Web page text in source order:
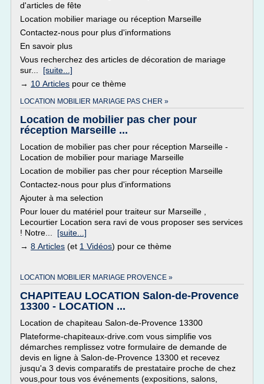
d'articles de fête
Location mobilier mariage ou réception Marseille
Contactez-nous pour plus d'informations
En savoir plus
Vous recherchez des articles de décoration de mariage
sur... [suite...]
→ 10 Articles pour ce thème
LOCATION MOBILIER MARIAGE PAS CHER »
Location de mobilier pas cher pour
réception Marseille ...
Location de mobilier pas cher pour réception Marseille -
Location de mobilier pour mariage Marseille
Location de mobilier pas cher pour réception Marseille
Contactez-nous pour plus d'informations
Ajouter à ma selection
Pour louer du matériel pour traiteur sur Marseille ,
Lecourtier Location sera ravi de vous proposer ses services
! Notre... [suite...]
→ 8 Articles (et 1 Vidéos) pour ce thème
LOCATION MOBILIER MARIAGE PROVENCE »
CHAPITEAU LOCATION Salon-de-Provence
13300 - LOCATION ...
Location de chapiteau Salon-de-Provence 13300
Plateforme-chapiteaux-drive.com vous simplifie vos
démarches remplissez votre formulaire de demande de
devis en ligne à Salon-de-Provence 13300 et recevez
jusqu'a 3 devis comparatifs de prestataire proche de chez
vous,pour tous vos événements (expositions, salons,